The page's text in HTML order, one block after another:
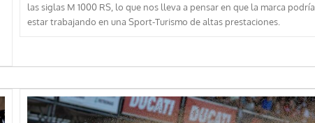
las siglas M 1000 RS, lo que nos lleva a pensar en que la marca podría
estar trabajando en una Sport-Turismo de altas prestaciones.